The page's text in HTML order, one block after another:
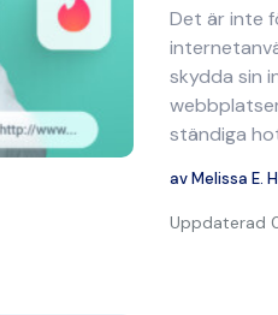
Dela denna
Twitter Facebook
Det är inte
skydda sin
ständiga
avMelissa E.
Uppdaterad